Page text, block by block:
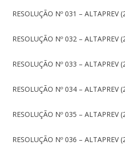
RESOLUÇÃO Nº 031 – ALTAPREV
RESOLUÇÃO Nº 032 – ALTAPREV
RESOLUÇÃO Nº 033 – ALTAPREV
RESOLUÇÃO Nº 034 – ALTAPREV
RESOLUÇÃO Nº 035 – ALTAPREV
RESOLUÇÃO Nº 036 – ALTAPREV